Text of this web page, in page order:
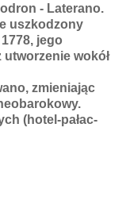
- Laterano.
uszkodzony
jego
wokół
zmieniając
(hotel-pałac-